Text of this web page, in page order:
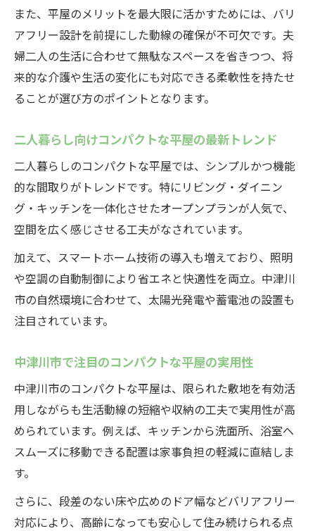
また、平屋のメリットを最大限に活かすためには、バリ
アフリー設計を前提にした動線の確保が不可欠です。夫
婦二人の生活に合わせて無駄なスペースを省きつつ、将
来的な介護や生活の変化にも対応できる柔軟性を持たせ
ることが選び方のポイントとなります。
二人暮らし向けコンパクトな平屋の最新トレンド
二人暮らしのコンパクトな平屋では、シンプルかつ機能
的な間取りがトレンドです。特にリビング・ダイニン
グ・キッチンを一体化させたオープンプランが人気で、
空間を広く感じさせる工夫がなされています。
加えて、スマートホーム技術の導入も増えており、照明
や空調の自動制御により省エネと快適性を両立。中津川
市の自然環境に合わせて、太陽光発電や蓄電池の設置も
注目されています。
中津川市で注目のコンパクトな平屋の実用性
中津川市のコンパクトな平屋は、限られた敷地を有効活
用しながらも生活動線の短縮や収納の工夫で実用性が高
められています。例えば、キッチンから洗面所、浴室へ
スムーズに移動できる配置は家事負担の軽減に直結しま
す。
さらに、段差のない床や広めのドア幅などバリアフリー
対応により、高齢になっても安心して住み続けられる点